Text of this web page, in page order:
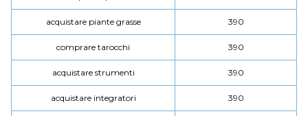
acquistare piante grasse 390
comprare tarocchi 390
acquistare strumenti 390
acquistare integratori 390